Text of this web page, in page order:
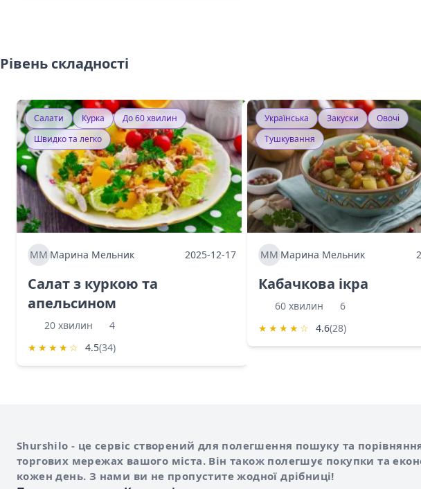
Рівень складності
Салати Курка
До 60 хвилин
Швидко та легко
ММ Марина Мельник 2025-12-17
Салат з куркою та
апельсином
20 хвилин
4
★ ★ ★ ★ ☆ 4.5(34)
Українська Закуски
Овочі
Тушкування
ММ Марина Мельник
Кабачкова ікра
60 хвилин
6
★ ★ ★ ★ ☆ 4.6(28)
Про сервіс Shurshilo
Shurshilo - це сервіс створений для полегшення пошуку та
торгових мережах вашого міста. Він також полегшує покупки та
кожен день. З нами ви не пропустите жодної дрібниці!